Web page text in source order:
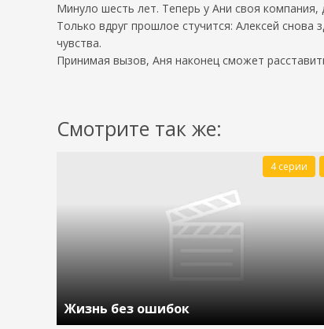
Минуло шесть лет. Теперь у Ани своя
Только вдруг прошлое стучится: Алексей
чувства.
Принимая вызов, Аня наконец сможет
Смотрите так же:
Жизнь без ошибок
4 серии